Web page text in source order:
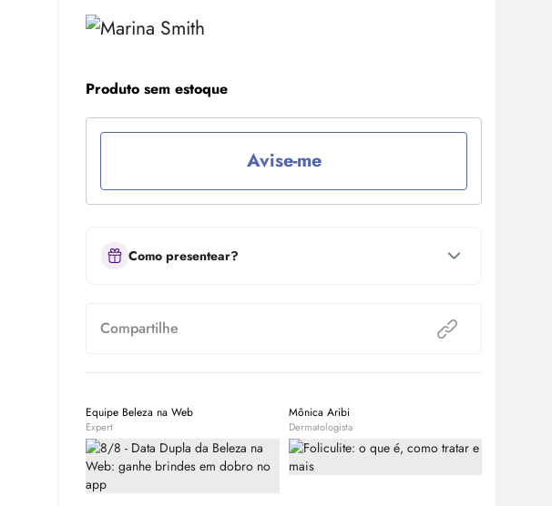
Produto sem estoque
Avise-me
Como presentear?
Compartilhe
Equipe Beleza na Web
Expert
Mônica Aribi
Dermatologista